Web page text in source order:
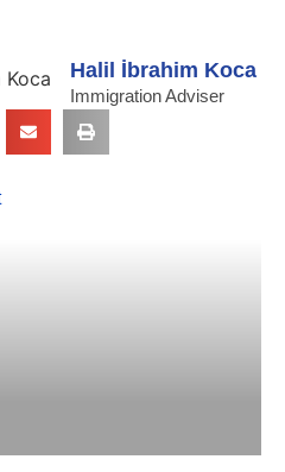
Halil İbrahim Koca
Immigration Adviser